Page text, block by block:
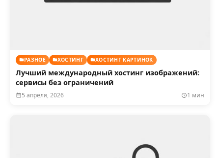
РАЗНОЕ ХОСТИНГ ХОСТИНГ КАРТИНОК
Лучший международный хостинг изображений:
сервисы без ограничений
5 апреля, 2026 1 мин